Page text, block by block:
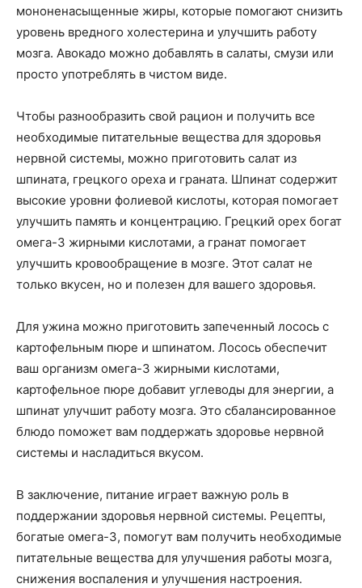
мононенасыщенные жиры, которые помогают снизить
уровень вредного холестерина и улучшить работу
мозга. Авокадо можно добавлять в салаты, смузи или
просто употреблять в чистом виде.
Чтобы разнообразить свой рацион и получить все
необходимые питательные вещества для здоровья
нервной системы, можно приготовить салат из
шпината, грецкого ореха и граната. Шпинат содержит
высокие уровни фолиевой кислоты, которая помогает
улучшить память и концентрацию. Грецкий орех богат
омега-3 жирными кислотами, а гранат помогает
улучшить кровообращение в мозге. Этот салат не
только вкусен, но и полезен для вашего здоровья.
Для ужина можно приготовить запеченный лосось с
картофельным пюре и шпинатом. Лосось обеспечит
ваш организм омега-3 жирными кислотами,
картофельное пюре добавит углеводы для энергии, а
шпинат улучшит работу мозга. Это сбалансированное
блюдо поможет вам поддержать здоровье нервной
системы и насладиться вкусом.
В заключение, питание играет важную роль в
поддержании здоровья нервной системы. Рецепты,
богатые омега-3, помогут вам получить необходимые
питательные вещества для улучшения работы мозга,
снижения воспаления и улучшения настроения.